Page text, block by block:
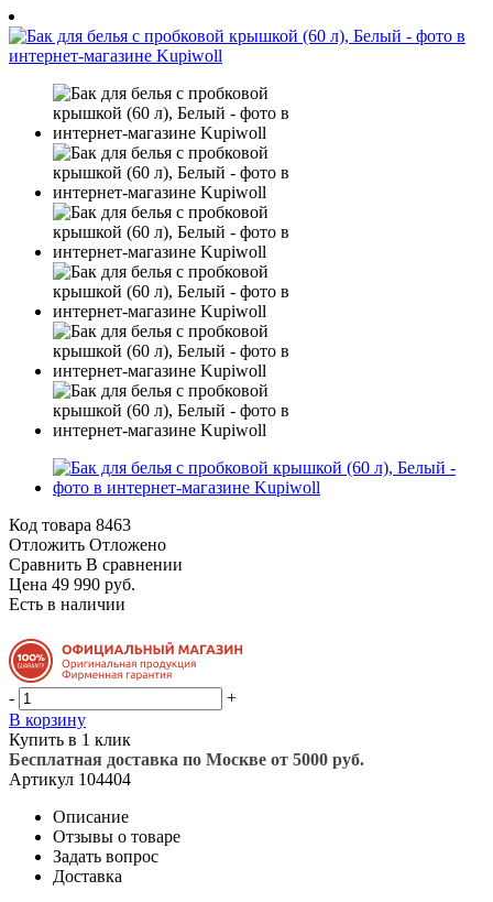
Код товара 8463
Отложить Отложено
Сравнить В сравнении
Цена 49 990 руб.
Есть в наличии
-
+
В корзину
Купить в 1 клик
Бесплатная доставка по Москве от 5000 руб.
Артикул 104404
Описание
Отзывы о товаре
Задать вопрос
Доставка